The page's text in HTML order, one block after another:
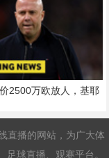
2500万欧放人，基耶
直播的网站，为广大体
球直播、观赛平台。